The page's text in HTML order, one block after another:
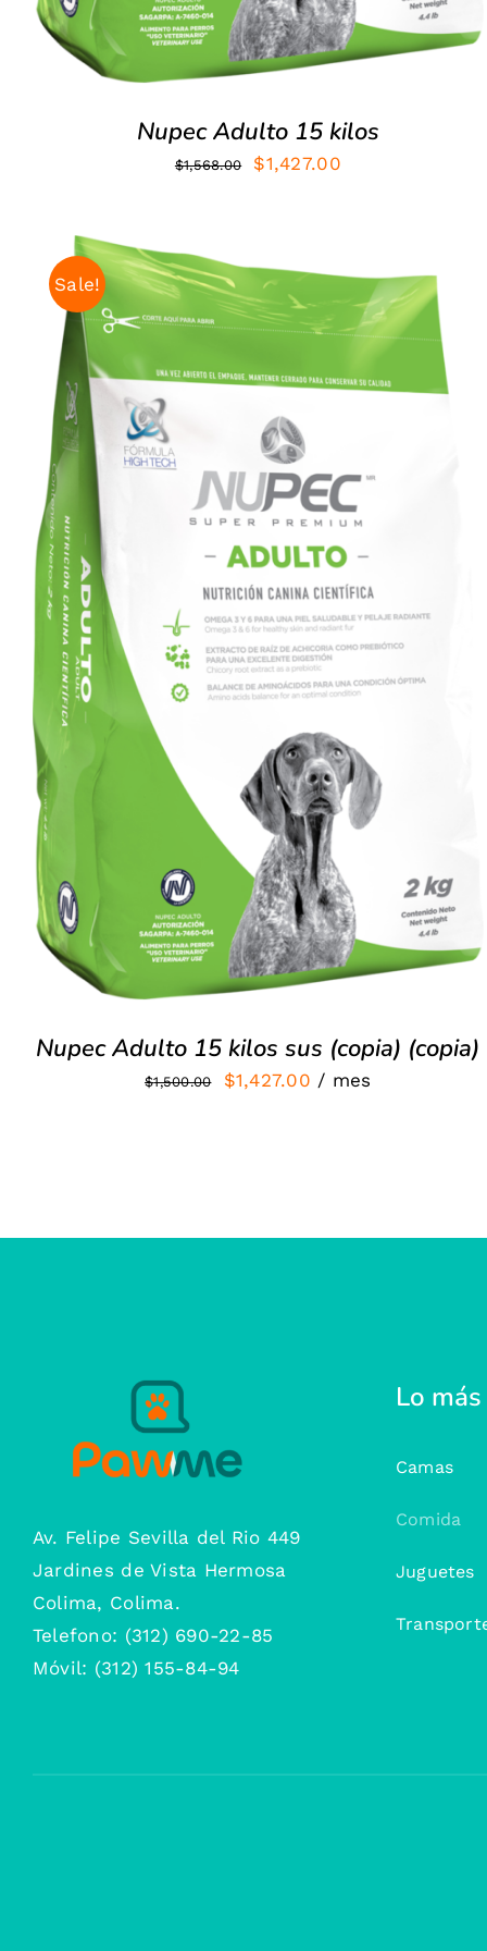
Nupec Adulto 15 kilos
$1,568.00
El
$1,568.00.
$1,427.00El
$1,427.00.
Sale!
AÑADIR AL CARRITO / VISTA RÁPIDA
Nupec Adulto 15 kilos sus (copia) (copia)
$1,500.00
El
$1,427.00 El
/ mes
Av. Felipe Sevilla del Rio 449
Jardines de Vista Hermosa
Colima, Colima.
Telefono: (312) 690-22-85
Móvil: (312) 155-84-94
Lo
Camas
Comida
Juguetes